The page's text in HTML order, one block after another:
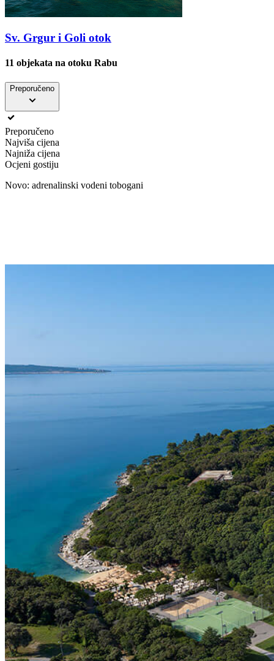
Sv. Grgur i Goli otok
11 objekata na otoku Rabu
Preporučeno
Preporučeno
Najviša cijena
Najniža cijena
Ocjeni gostiju
Novo: adrenalinski vodeni tobogani